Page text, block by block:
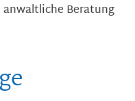
Beratung